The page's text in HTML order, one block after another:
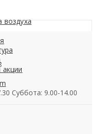
воздуха
Суббота: 9.00-14.00